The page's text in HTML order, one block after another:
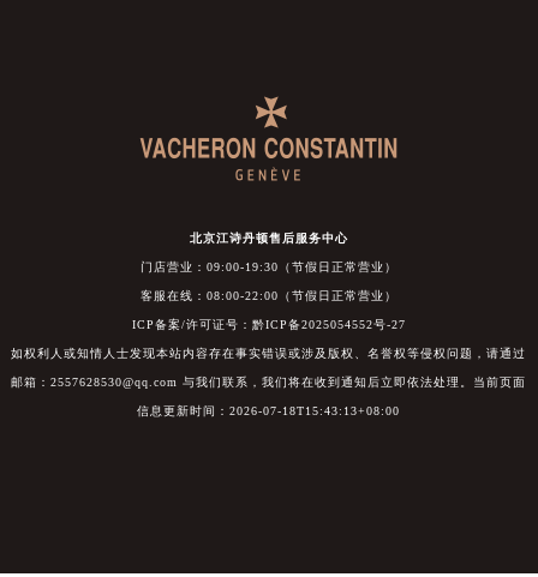
北京江诗丹顿售后服务中心
门店营业：09:00-19:30（节假日正常营业）
客服在线：08:00-22:00（节假日正常营业）
ICP备案/许可证号：黔ICP备2025054552号-27
如权利人或知情人士发现本站内容存在事实错误或涉及版权、名誉权等侵权问题，请通过
邮箱：2557628530@qq.com 与我们联系，我们将在收到通知后立即依法处理。当前页面
信息更新时间：2026-07-18T15:43:13+08:00